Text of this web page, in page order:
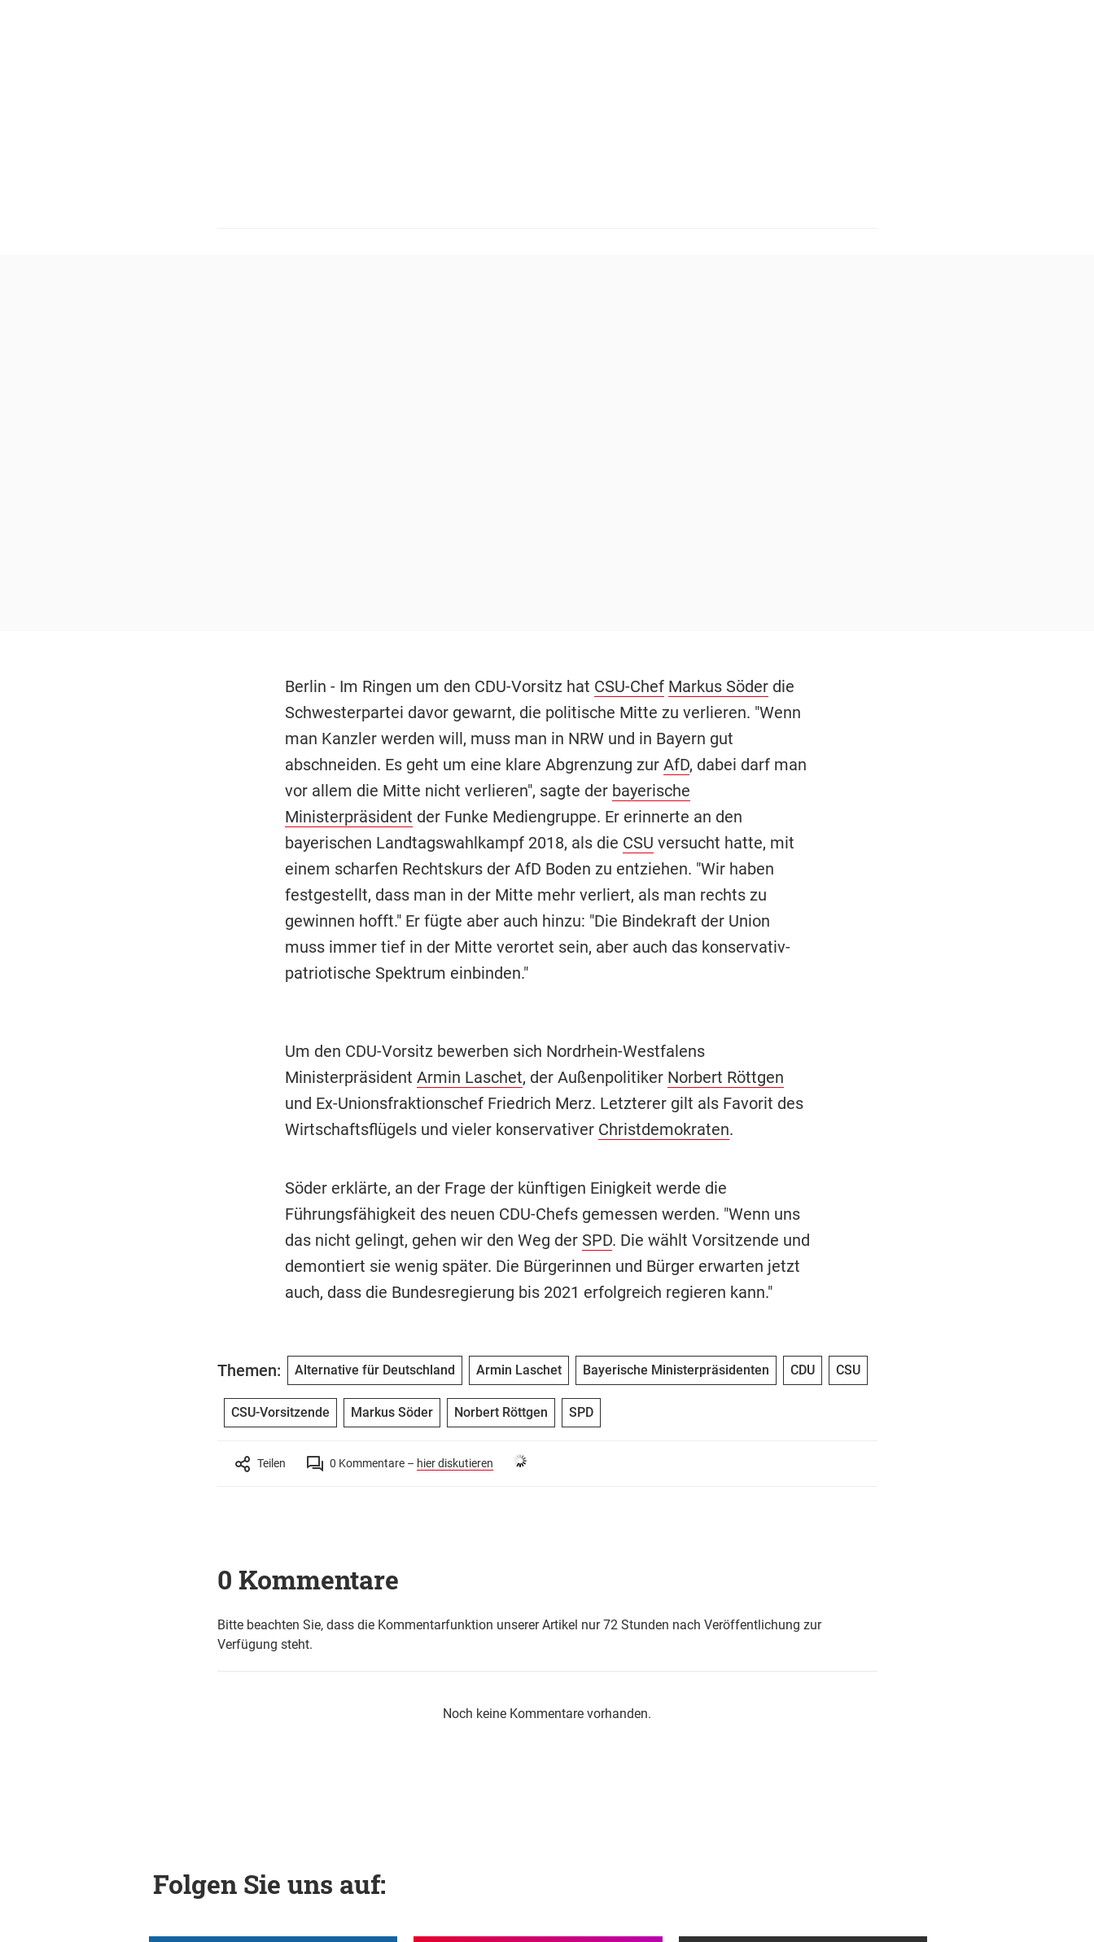
Berlin - Im Ringen um den CDU-Vorsitz hat CSU-Chef Markus Söderdie
Schwesterpartei davor gewarnt, die politische Mitte zu verlieren. "Wenn
man Kanzler werden will, muss man in NRW und in Bayern gut
abschneiden. Es geht um eine klare Abgrenzung zur AfD, dabei darf man
vor allem die Mitte nicht verlieren", sagte der bayerische
Ministerpräsident der Funke Mediengruppe. Er erinnerte an den
bayerischen Landtagswahlkampf 2018, als die CSU versucht hatte, mit
einem scharfen Rechtskurs der AfD Boden zu entziehen. "Wir haben
festgestellt, dass man in der Mitte mehr verliert, als man rechts zu
gewinnen hofft." Er fügte aber auch hinzu: "Die Bindekraft der Union
muss immer tief in der Mitte verortet sein, aber auch das konservativ-
patriotische Spektrum einbinden."
Um den CDU-Vorsitz bewerben sich Nordrhein-Westfalens
Ministerpräsident Armin Laschet, der Außenpolitiker Norbert Röttgen
und Ex-Unionsfraktionschef Friedrich Merz. Letzterer gilt als Favorit des
Wirtschaftsflügels und vieler konservativer Christdemokraten.
Söder erklärte, an der Frage der künftigen Einigkeit werde die
Führungsfähigkeit des neuen CDU-Chefs gemessen werden. "Wenn uns
das nicht gelingt, gehen wir den Weg der SPD. Die wählt Vorsitzende und
demontiert sie wenig später. Die Bürgerinnen und Bürger erwarten jetzt
auch, dass die Bundesregierung bis 2021 erfolgreich regieren kann."
Themen: Alternative für Deutschland Armin Laschet Bayerische Ministerpräsidenten CDU CSU
CSU-Vorsitzende Markus Söder Norbert Röttgen SPD
Teilen 0 Kommentare – hier diskutieren
0 Kommentare
Bitte beachten Sie, dass die Kommentarfunktion unserer Artikel nur 72 Stunden nach Veröffentlichung zur
Verfügung steht.
Noch keine Kommentare vorhanden.
Folgen Sie uns auf: